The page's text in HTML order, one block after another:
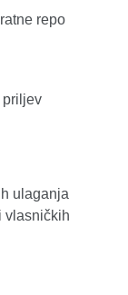
repo
priljev
ulaganja
vlasničkih